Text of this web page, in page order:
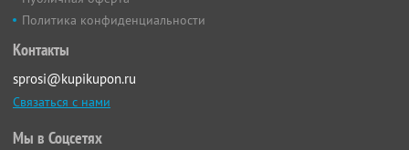
Политика конфиденциальности
Контакты
sprosi@kupikupon.ru
Связаться с нами
Мы в Соцсетях